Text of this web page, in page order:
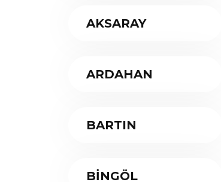
AKSARAY
ARDAHAN
BARTIN
BİNGÖL